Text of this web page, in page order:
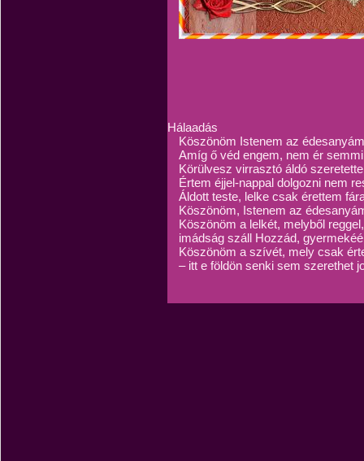
Hálaadás
Köszönöm Istenem az
Amíg ő véd engem, nem ér
Körülvesz virrasztó áldó
Értem éjjel-nappal dolgozni nem
Áldott teste, lelke csak érettem
Köszönöm, Istenem az
Köszönöm a lelkét, melyből
imádság száll Hozzád,
Köszönöm a szívét, mely csak
– itt e földön senki sem szerethet